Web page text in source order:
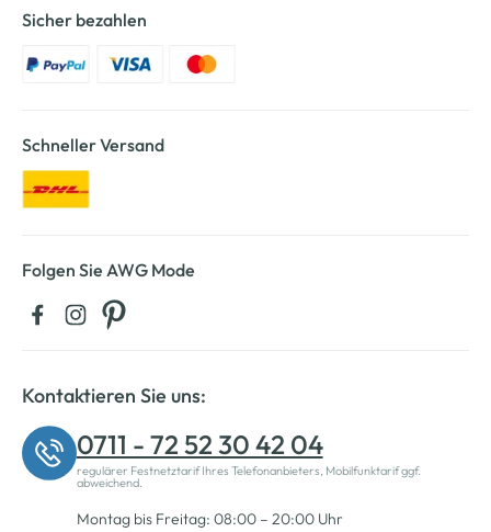
Sicher bezahlen
Schneller Versand
Folgen Sie AWG Mode
Kontaktieren Sie uns:
0711 - 72 52 30 42 04
regulärer Festnetztarif Ihres Telefonanbieters, Mobilfunktarif ggf.
abweichend.
Montag bis Freitag: 08:00 – 20:00 Uhr